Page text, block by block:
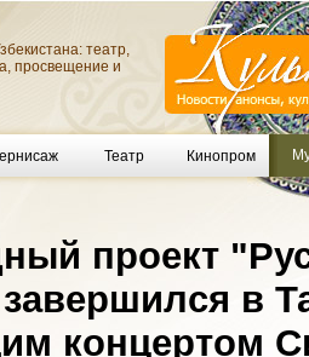
театр,
просвещение и
Театр Кинопром
проект
завершился в
концертом